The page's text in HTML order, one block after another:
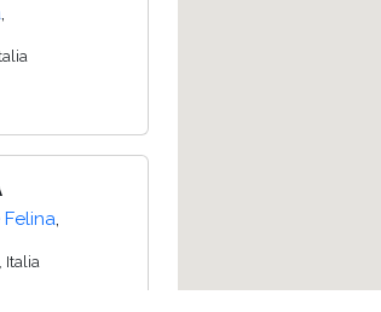
,
,
Italia